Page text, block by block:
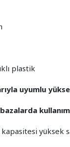
plastik
uyumlu
yüksek